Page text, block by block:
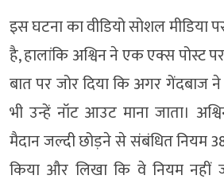
इस घटना का वीडियो सोशल मीडिया
है, हालांकि अश्विन ने एक एक्स पोस्ट
बात पर जोर दिया कि अगर गेंदबाज ने
भी उन्हें नॉट आउट माना जाता।
मैदान जल्दी छोड़ने से संबंधित नियम
किया और लिखा कि वे नियम नहीं